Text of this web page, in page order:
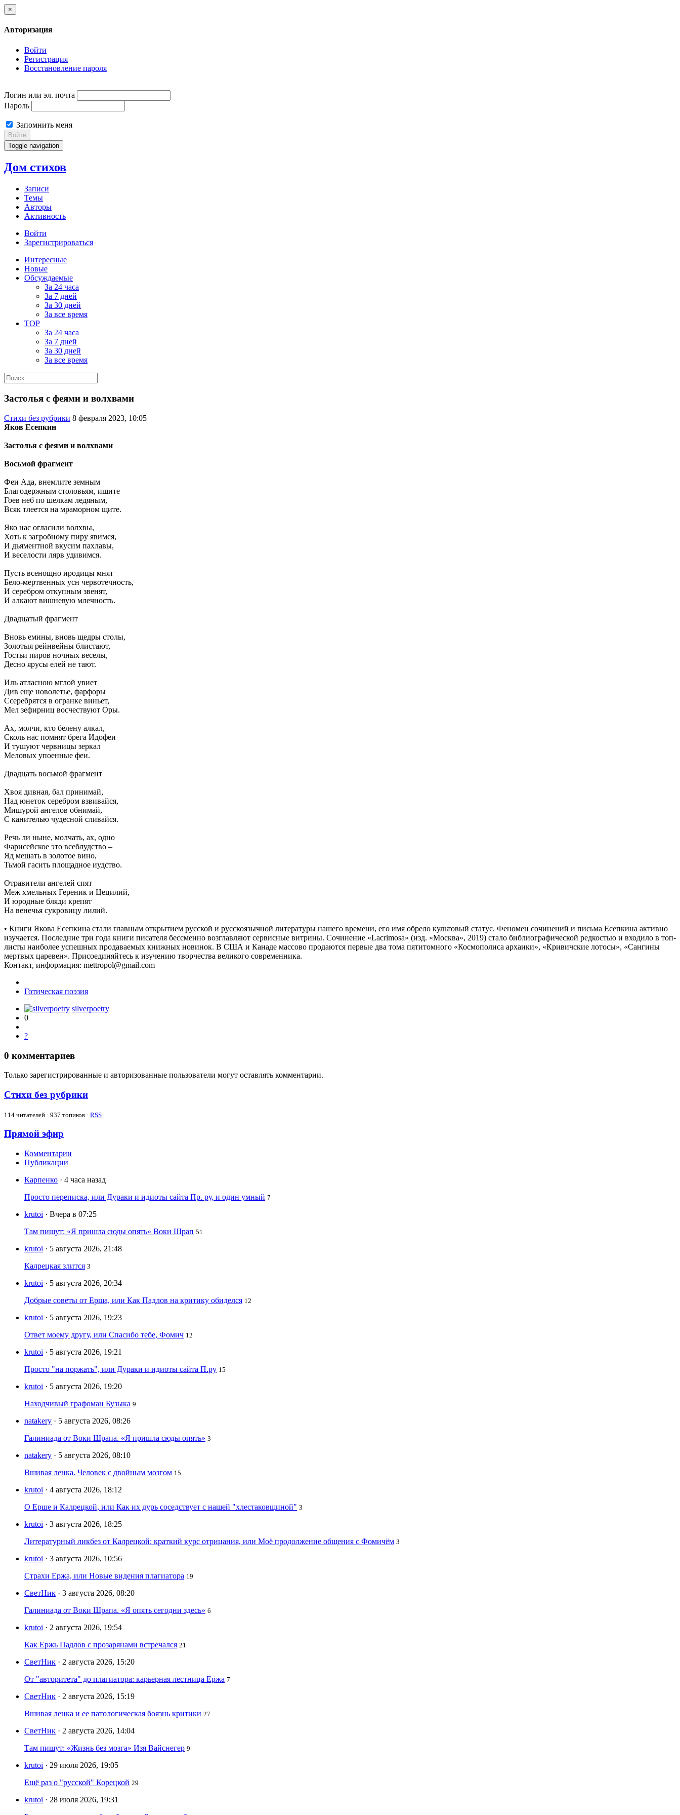
×
Авторизация
Войти
Регистрация
Восстановление пароля
Логин или эл. почта
Пароль
Запомнить меня
Войти
Toggle navigation
Дом стихов
Записи
Темы
Авторы
Активность
Войти
Зарегистрироваться
Интересные
Новые
Обсуждаемые
За 24 часа
За 7 дней
За 30 дней
За все время
TOP
За 24 часа
За 7 дней
За 30 дней
За все время
Застолья с феями и волхвами
Стихи без рубрики 8 февраля 2023, 10:05
Яков Есепкин
Застолья с феями и волхвами
Восьмой фрагмент
Феи Ада, внемлите земным
Благодержным столовьям, ищите
Гоев неб по шелкам ледяным,
Всяк тлеется на мраморном щите.
Яко нас огласили волхвы,
Хоть к загробному пиру явимся,
И дьяментной вкусим пахлавы,
И веселости лярв удивимся.
Пусть всенощно иродицы мнят
Бело-мертвенных усн червотечность,
И серебром откупным звенят,
И алкают вишневую млечность.
Двадцатый фрагмент
Вновь емины, вновь щедры столы,
Золотыя рейнвейны блистают,
Гостьи пиров ночных веселы,
Десно ярусы елей не тают.
Иль атласною мглой увиет
Див еще новолетье, фарфоры
Ссеребрятся в огранке виньет,
Мел зефирниц восчествуют Оры.
Ах, молчи, кто белену алкал,
Сколь нас помнят брега Идофеи
И тушуют червницы зеркал
Меловых упоенные феи.
Двадцать восьмой фрагмент
Хвоя дивная, бал принимай,
Над юнеток серебром взвивайся,
Мишурой ангелов обнимай,
С канителью чудесной сливайся.
Речь ли ныне, молчать, ах, одно
Фарисейское это всеблудство –
Яд мешать в золотое вино,
Тьмой гасить площадное иудство.
Отравители ангелей спят
Меж хмельных Гереник и Цецилий,
И юродные бляди крепят
На венечья сукровицу лилий.
• Книги Якова Есепкина стали главным открытием русской и русскоязычной литературы нашего времени, его имя обрело культовый статус. Феномен сочинений и письма Есепкина активно
изучается. Последние три года книги писателя бессменно возглавляют сервисные витрины. Сочинение «Lacrimosa» (изд. «Москва», 2019) стало библиографической редкостью и входило в топ-
листы наиболее успешных продаваемых книжных новинок. В США и Канаде массово продаются первые два тома пятитомного «Космополиса архаики», «Кривичские лотосы», «Сангины
мертвых царевен». Присоединяйтесь к изучению творчества великого современника.
Контакт, информация: mettropol@gmail.com
Готическая поэзия
silverpoetry
0
?
0 комментариев
Только зарегистрированные и авторизованные пользователи могут оставлять комментарии.
Стихи без рубрики
114 читателей · 937 топиков · RSS
Прямой эфир
Комментарии
Публикации
Карпенко · 4 часа назад
Просто переписка, или Дураки и идиоты сайта Пр. ру, и один умный 7
krutoi · Вчера в 07:25
Там пишут: «Я пришла сюды опять» Воки Шрап 51
krutoi · 5 августа 2026, 21:48
Калрецкая злится 3
krutoi · 5 августа 2026, 20:34
Добрые советы от Ерша, или Как Падлов на критику обиделся 12
krutoi · 5 августа 2026, 19:23
Ответ моему другу, или Спасибо тебе, Фомич 12
krutoi · 5 августа 2026, 19:21
Просто "на поржать", или Дураки и идиоты сайта П.ру 15
krutoi · 5 августа 2026, 19:20
Находчивый графоман Бузыка 9
natakery · 5 августа 2026, 08:26
Галиниада от Воки Шрапа. «Я пришла сюды опять» 3
natakery · 5 августа 2026, 08:10
Вшивая ленка. Человек с двойным мозгом 15
krutoi · 4 августа 2026, 18:12
О Ерше и Калрецкой, или Как их дурь соседствует с нашей "хлестаковщиной" 3
krutoi · 3 августа 2026, 18:25
Литературный ликбез от Калрецкой: краткий курс отрицания, или Моё продолжение общения с Фомичём 3
krutoi · 3 августа 2026, 10:56
Страхи Ержа, или Новые видения плагиатора 19
СветНик · 3 августа 2026, 08:20
Галиниада от Воки Шрапа. «Я опять сегодни здесь» 6
krutoi · 2 августа 2026, 19:54
Как Ержь Падлов с прозарянами встречался 21
СветНик · 2 августа 2026, 15:20
От "авторитета" до плагиатора: карьерная лестница Ержа 7
СветНик · 2 августа 2026, 15:19
Вшивая ленка и ее патологическая боязнь критики 27
СветНик · 2 августа 2026, 14:04
Там пишут: «Жизнь без мозга» Изя Вайснегер 9
krutoi · 29 июля 2026, 19:05
Ещё раз о "русской" Корецкой 29
krutoi · 28 июля 2026, 19:31